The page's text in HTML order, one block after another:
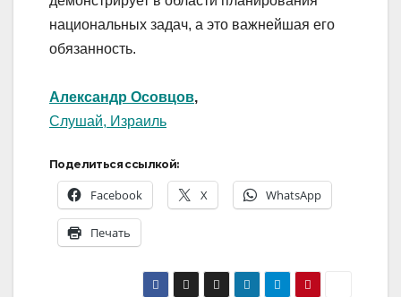
национальных задач, а это важнейшая его
обязанность.
Александр Осовцов,
Слушай, Израиль
Поделиться ссылкой:
Facebook X WhatsApp
Печать